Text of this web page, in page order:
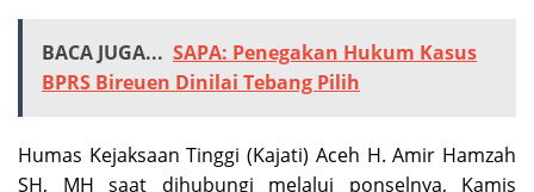
SH, MH saat dihubungi melalui ponselnya, Kamis
(27/10) membenarkan bahwa tim dari Kejati Aceh telah
melakukan penyidikan ke PTPN I Aceh.
“Benar ada tim Kejati yang ke PTPN I Langsa, ” ujar